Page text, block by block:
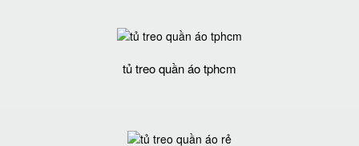
tủ treo quần áo tphcm